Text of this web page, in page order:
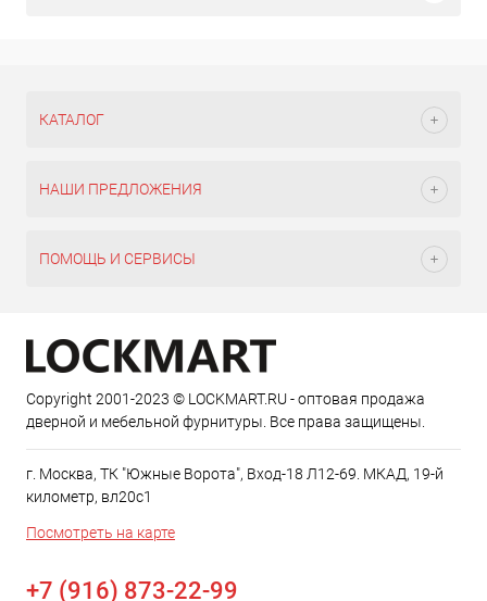
КАТАЛОГ
НАШИ ПРЕДЛОЖЕНИЯ
ПОМОЩЬ И СЕРВИСЫ
Copyright 2001-2023 © LOCKMART.RU - оптовая продажа
дверной и мебельной фурнитуры. Все права защищены.
г. Москва, ТК "Южные Ворота", Вход-18 Л12-69. МКАД, 19-й
километр, вл20с1
Посмотреть на карте
+7 (916) 873-22-99